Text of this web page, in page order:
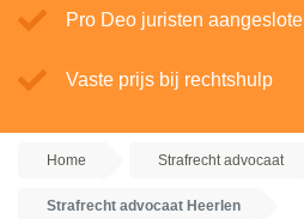
Pro Deo juristen
Vaste prijs bij rechtshulp
Home Strafrecht advocaat
Strafrecht advocaat Heerlen